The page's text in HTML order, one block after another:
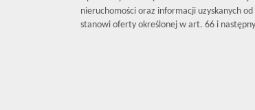
nieruchomości oraz informacji uzyskanych
stanowi oferty określonej w art. 66 i